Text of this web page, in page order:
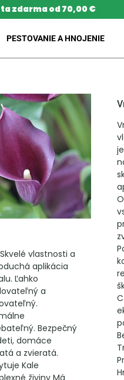
zdarma od 70,00 €
PESTOVANIE A HNOJENIE
vlastnosti a
aplikácia
Ľahko
a
Bezpečný
domáce
a zvieratá.
Kale
živiny Má